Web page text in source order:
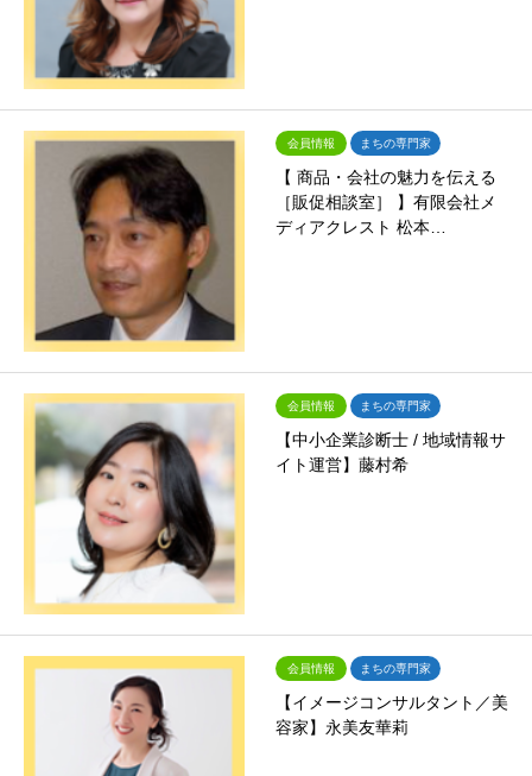
会員情報 まちの専門家
【 商品・会社の魅力を伝える
［販促相談室］ 】有限会社メ
ディアクレスト 松本…
会員情報 まちの専門家
【中小企業診断士 / 地域情報サ
イト運営】藤村希
会員情報 まちの専門家
【イメージコンサルタント／美
容家】永美友華莉